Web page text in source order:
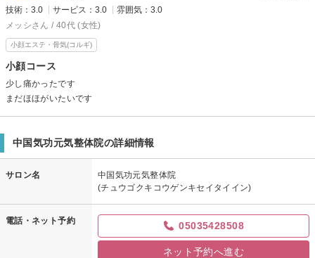
技術：3.0 サービス：3.0
雰囲気：3.0
メッシさん / 40代 (女性)
小顔エステ・骨気(コルギ)
小顔コース
少し痛かったです
まだほほがいたいです
中国気功元気整体院の詳細情報
サロン名
中国気功元気整体院
(チュウゴクキコウゲンキセイタイイン)
電話・ネット予約 05035428508
ネット予約へ進む